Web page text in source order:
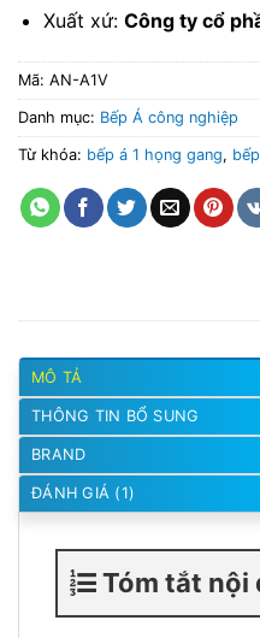
Xuất xứ: Công ty cổ
Mã: AN-A1V
Danh mục: Bếp Á công nghiệp
Từ khóa: bếp á 1 họng gang,
MÔ TẢ
THÔNG TIN BỔ SUNG
BRAND
ĐÁNH GIÁ (1)
Tóm tắt nội